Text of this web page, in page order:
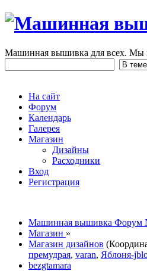
Машинная вышивка для всех. Мы
На сайт
Форум
Календарь
Галерея
Магазин
Дизайны
Расходники
Вход
Регистрация
Машинная вышивка Форум
Магазин »
Магазин дизайнов
премудрая, varan, Яблоня-
bezgtamara